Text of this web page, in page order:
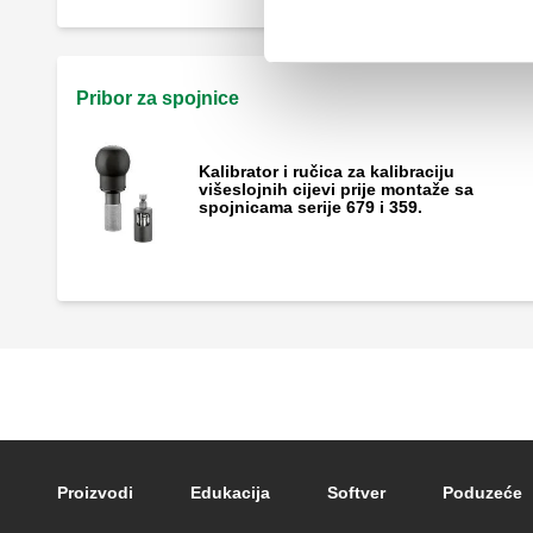
Pribor za spojnice
Kalibrator i ručica za kalibraciju
višeslojnih cijevi prije montaže sa
spojnicama serije 679 i 359.
Footer main navigation
Proizvodi Edukacija Softver Poduzeće